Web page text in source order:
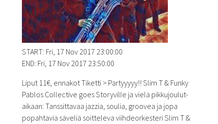
START: Fri, 17 Nov 2017 23:00:00
END: Fri, 17 Nov 2017 23:50:00
Liput 11€, ennakot Tiketti > Partyyyyy!! Slim T & Funky
Pablos Collective goes Storyville ja vielä pikkujoulut-
aikaan: Tanssittavaa jazzia, soulia, groovea ja jopa
popahtavia säveliä soitteleva viihdeorkesteri Slim T &